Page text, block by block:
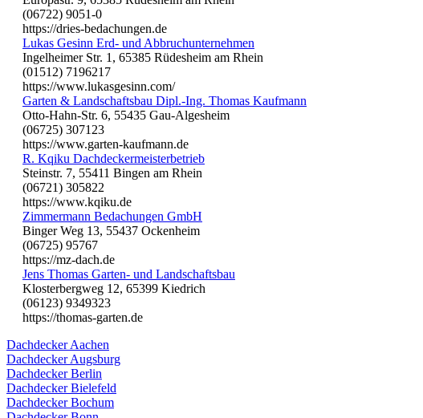
(06722) 9051-0
https://dries-bedachungen.de
Lukas Gesinn Erd- und Abbruchunternehmen
Ingelheimer Str. 1, 65385 Rüdesheim am Rhein
(01512) 7196217
https://www.lukasgesinn.com/
Garten & Landschaftsbau Dipl.-Ing. Thomas Kaufmann
Otto-Hahn-Str. 6, 55435 Gau-Algesheim
(06725) 307123
https://www.garten-kaufmann.de
R. Kqiku Dachdeckermeisterbetrieb
Steinstr. 7, 55411 Bingen am Rhein
(06721) 305822
https://www.kqiku.de
Zimmermann Bedachungen GmbH
Binger Weg 13, 55437 Ockenheim
(06725) 95767
https://mz-dach.de
Jens Thomas Garten- und Landschaftsbau
Klosterbergweg 12, 65399 Kiedrich
(06123) 9349323
https://thomas-garten.de
Dachdecker Aachen
Dachdecker Augsburg
Dachdecker Berlin
Dachdecker Bielefeld
Dachdecker Bochum